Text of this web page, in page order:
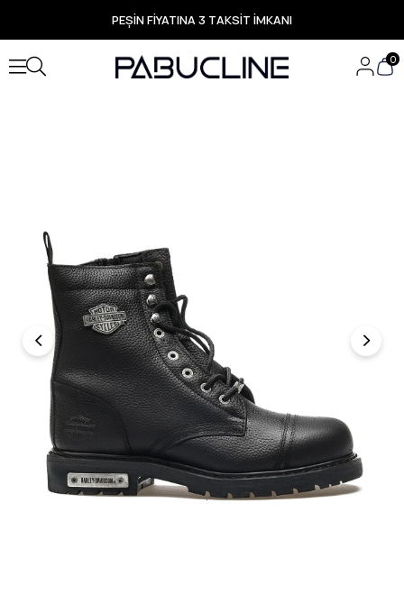
PEŞİN FİYATINA 3 TAKSİT İMKANI
TÜM ÜRÜNLERDE ÜCRETSİZ KARGO
Yeni Sezon Ürünlerde Özel Fırsatlar
Seçili Ürünlerde Hızlı Teslimat
0